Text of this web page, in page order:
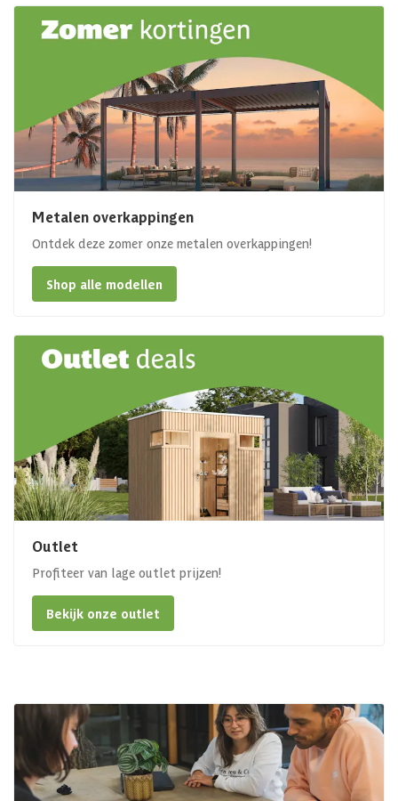
Metalen overkappingen
Ontdek deze zomer onze metalen overkappingen!
Shop alle modellen
Outlet
Profiteer van lage outlet prijzen!
Bekijk onze outlet